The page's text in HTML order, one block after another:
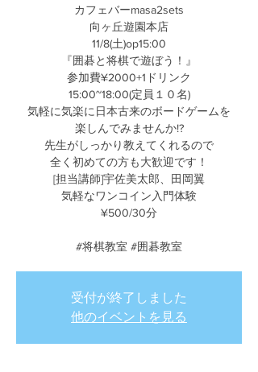
カフェバーmasa2sets
向ヶ丘遊園本店
11/8(土)op15:00
『囲碁と将棋で遊ぼう！』
参加費¥2000+1ドリンク
15:00~18:00(定員１０名)
気軽に気楽に日本古来のボードゲームを
楽しんでみませんか!?
先生がしっかり教えてくれるので
全く初めての方も大歓迎です！
[担当講師]宇佐美太郎、田岡翼
気軽なワンコイン入門体験
¥500/30分
#将棋教室 #囲碁教室
受付が終了しました
他のイベントを見る